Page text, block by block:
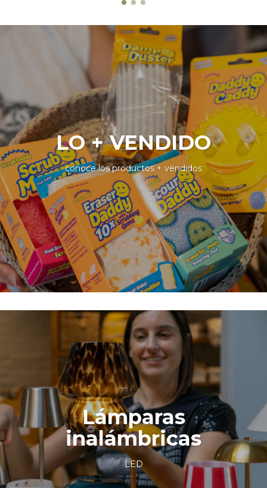
LO + VENDIDO
conoce los productos + vendidos
Lámparas
inalámbricas
LED